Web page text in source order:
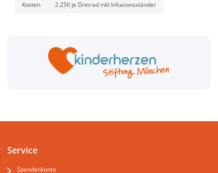
Kosten 2.250 je Dreirad inkl Infusionsständer
Service
Spendenkonto